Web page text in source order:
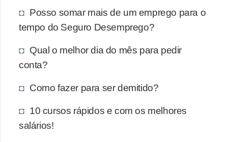
Posso somar mais de um emprego para o
tempo do Seguro Desemprego?
Qual o melhor dia do mês para pedir
conta?
Como fazer para ser demitido?
10 cursos rápidos e com os melhores
salários!
o
r
e
a
t
ô
n